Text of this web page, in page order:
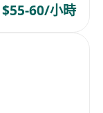
$55-60/小時